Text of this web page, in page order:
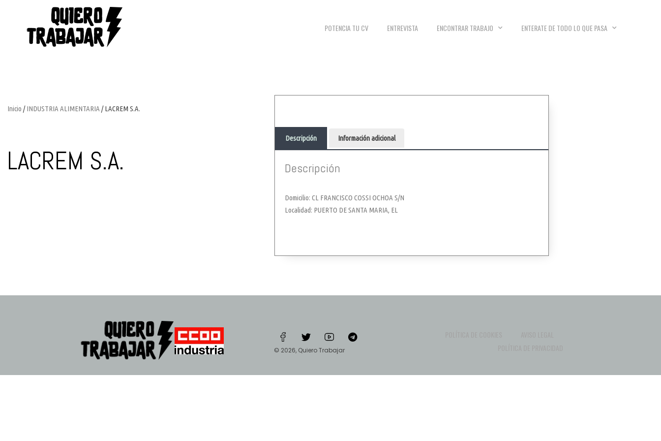
POTENCIA TU CV ENTREVISTA ENCONTRAR TRABAJO ENTERATE DE TODO LO QUE PASA
Inicio /INDUSTRIA ALIMENTARIA / LACREM S.A.
LACREM S.A.
Descripción Información adicional
Descripción
Domicilio: CL FRANCISCO COSSI OCHOA S/N
Localidad: PUERTO DE SANTA MARIA, EL
© 2026, Quiero Trabajar